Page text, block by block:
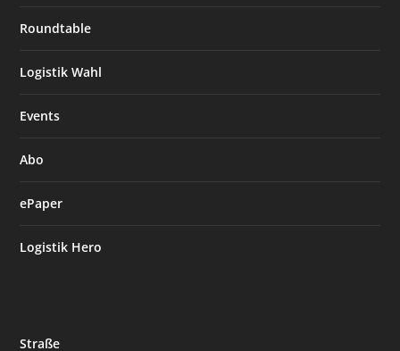
Roundtable
Logistik Wahl
Events
Abo
ePaper
Logistik Hero
Straße